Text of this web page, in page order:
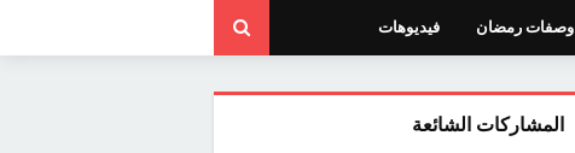
وصفات رمضان فيديوهات
المشاركات الشائعة